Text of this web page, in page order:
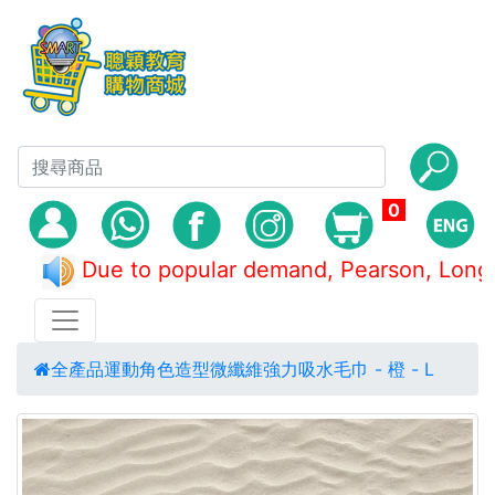
0
Due to popular demand, Pearson,
全產品運動角色造型微纖維強力吸水毛巾 - 橙 - L